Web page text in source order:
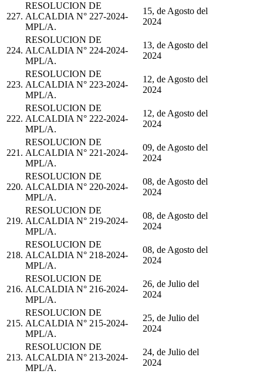
227.
RESOLUCION DE
ALCALDIA N° 227-2024-
MPL/A.
15, de Agosto del
2024
224.
RESOLUCION DE
ALCALDIA N° 224-2024-
MPL/A.
13, de Agosto del
2024
223.
RESOLUCION DE
ALCALDIA N° 223-2024-
MPL/A.
12, de Agosto del
2024
222.
RESOLUCION DE
ALCALDIA N° 222-2024-
MPL/A.
12, de Agosto del
2024
221.
RESOLUCION DE
ALCALDIA N° 221-2024-
MPL/A.
09, de Agosto del
2024
220.
RESOLUCION DE
ALCALDIA N° 220-2024-
MPL/A.
08, de Agosto del
2024
219.
RESOLUCION DE
ALCALDIA N° 219-2024-
MPL/A.
08, de Agosto del
2024
218.
RESOLUCION DE
ALCALDIA N° 218-2024-
MPL/A.
08, de Agosto del
2024
216.
RESOLUCION DE
ALCALDIA N° 216-2024-
MPL/A.
26, de Julio del
2024
215.
RESOLUCION DE
ALCALDIA N° 215-2024-
MPL/A.
25, de Julio del
2024
213.
RESOLUCION DE
ALCALDIA N° 213-2024-
MPL/A.
24, de Julio del
2024